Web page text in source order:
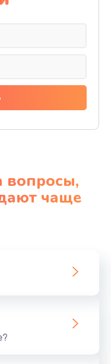
монитора
вопросы,
чаще